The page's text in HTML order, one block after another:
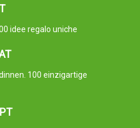
idee regalo uniche
100 einzigartige